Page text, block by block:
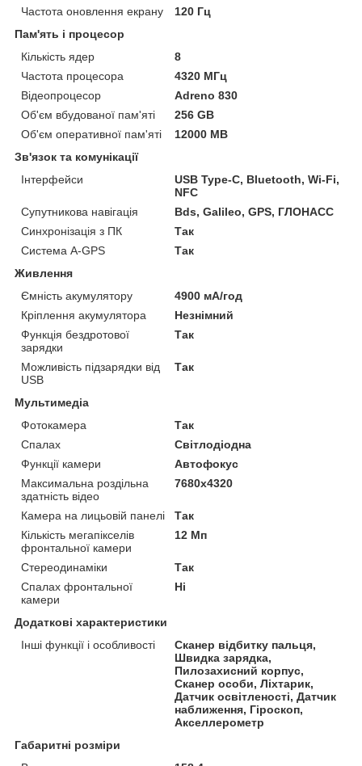
Частота оновлення екрану
120 Гц
Пам'ять і процесор
Кількість ядер
8
Частота процесора
4320 МГц
Відеопроцесор
Adreno 830
Об'єм вбудованої пам'яті
256 GB
Об'єм оперативної пам'яті
12000 MB
Зв'язок та комунікації
Інтерфейси
USB Type-C, Bluetooth, Wi-Fi,
NFC
Супутникова навігація
Bds, Galileo, GPS, ГЛОНАСС
Синхронізація з ПК
Так
Система A-GPS
Так
Живлення
Ємність акумулятору
4900 мА/год
Кріплення акумулятора
Незнімний
Функція бездротової
зарядки
Так
Можливість підзарядки від
USB
Так
Мультимедіа
Фотокамера
Так
Спалах
Світлодіодна
Функції камери
Автофокус
Максимальна роздільна
здатність відео
7680x4320
Камера на лицьовій панелі
Так
Кількість мегапікселів
фронтальної камери
12 Мп
Стереодинаміки
Так
Спалах фронтальної
камери
Ні
Додаткові характеристики
Інші функції і особливості
Сканер відбитку пальця,
Швидка зарядка,
Пилозахисний корпус,
Сканер особи, Ліхтарик,
Датчик освітленості, Датчик
наближення, Гіроскоп,
Акселлерометр
Габаритні розміри